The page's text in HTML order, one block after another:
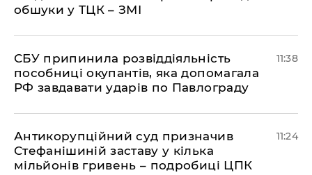
обшуки у ТЦК – ЗМІ
СБУ припинила розвіддіяльність
пособниці окупантів, яка допомагала
РФ завдавати ударів по Павлограду
11:38
Антикорупційний суд призначив
Стефанішиній заставу у кілька
мільйонів гривень – подробиці ЦПК
11:24